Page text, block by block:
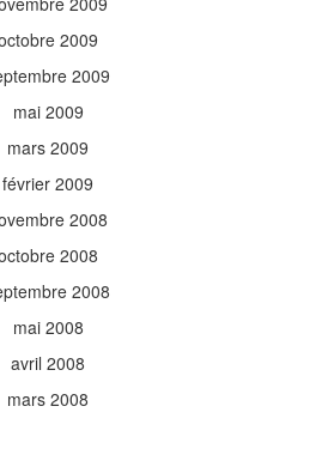
2009
2009
mai 2009
mars 2009
février 2009
2008
2008
2008
mai 2008
avril 2008
mars 2008